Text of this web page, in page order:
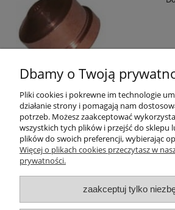
« 1 2 3 4 5
Pomoc
Dostawa i płatności
Moje konto
Dbamy o Twoją
Pliki cookies i pokrewne im technologie
działanie strony i pomagają nam
potrzeb. Możesz zaakceptować
wszystkich tych plików i przejść do sklepu
plików do swoich preferencji, wybierając
Więcej o plikach cookies przeczytasz w
prywatności.
zaakceptuj tylko